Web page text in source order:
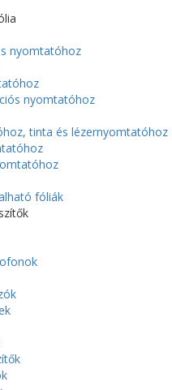
nyomtatóhoz
nyomtatóhoz
tinta és lézernyomtatóhoz
fóliák